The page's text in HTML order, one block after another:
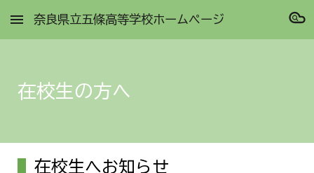
Skip to main content Skip to navigation
奈良県立五條高等学校ホームページ
在校生の方へ
在校生へお知らせ